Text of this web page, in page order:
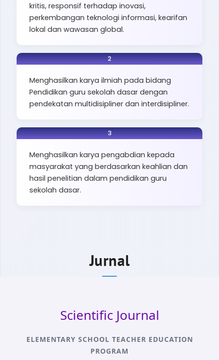
kritis, responsif terhadap inovasi,
perkembangan teknologi informasi, kearifan
lokal dan wawasan global.
2
Menghasilkan karya ilmiah pada bidang
Pendidikan guru sekolah dasar dengan
pendekatan multidisipliner dan interdisipliner.
3
Menghasilkan karya pengabdian kepada
masyarakat yang berdasarkan keahlian dan
hasil penelitian dalam pendidikan guru
sekolah dasar.
Jurnal
Scientific Journal
ELEMENTARY SCHOOL TEACHER EDUCATION
PROGRAM